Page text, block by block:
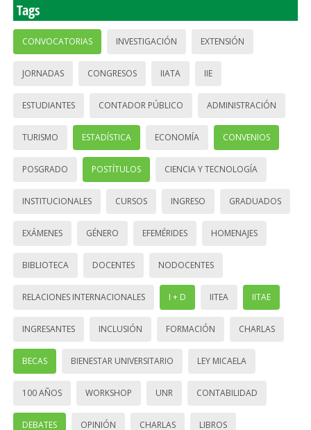
Tags
CONVOCATORIAS INVESTIGACIÓN EXTENSIÓN
JORNADAS CONGRESOS IIATA IIE
ESTUDIANTES CONTADOR PÚBLICO ADMINISTRACIÓN
TURISMO ESTADÍSTICA ECONOMÍA CONVENIOS
POSGRADO POSTÍTULOS CIENCIA Y TECNOLOGÍA
INSTITUCIONALES CURSOS INGRESO GRADUADOS
EXÁMENES GÉNERO EFEMÉRIDES HOMENAJES
BIBLIOTECA DOCENTES NODOCENTES
RELACIONES INTERNACIONALES I + D IITEA IITAE
INGRESANTES INCLUSIÓN FORMACIÓN CHARLAS
BECAS BIENESTAR UNIVERSITARIO LEY MICAELA
100 AÑOS WORKSHOP UNR CONTABILIDAD
DEBATES OPINIÓN CHARLAS LIBROS